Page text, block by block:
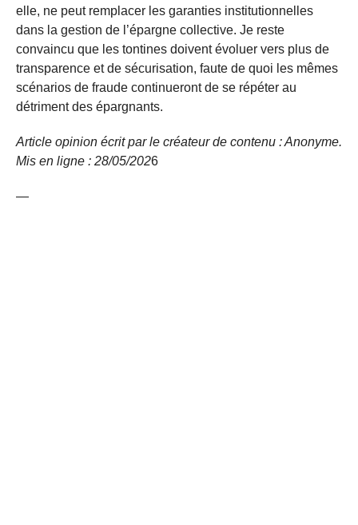
elle, ne peut remplacer les garanties institutionnelles
dans la gestion de l’épargne collective. Je reste
convaincu que les tontines doivent évoluer vers plus de
transparence et de sécurisation, faute de quoi les mêmes
scénarios de fraude continueront de se répéter au
détriment des épargnants.
Article opinion écrit par le créateur de contenu : Anonyme.
Mis en ligne : 28/05/2026
—